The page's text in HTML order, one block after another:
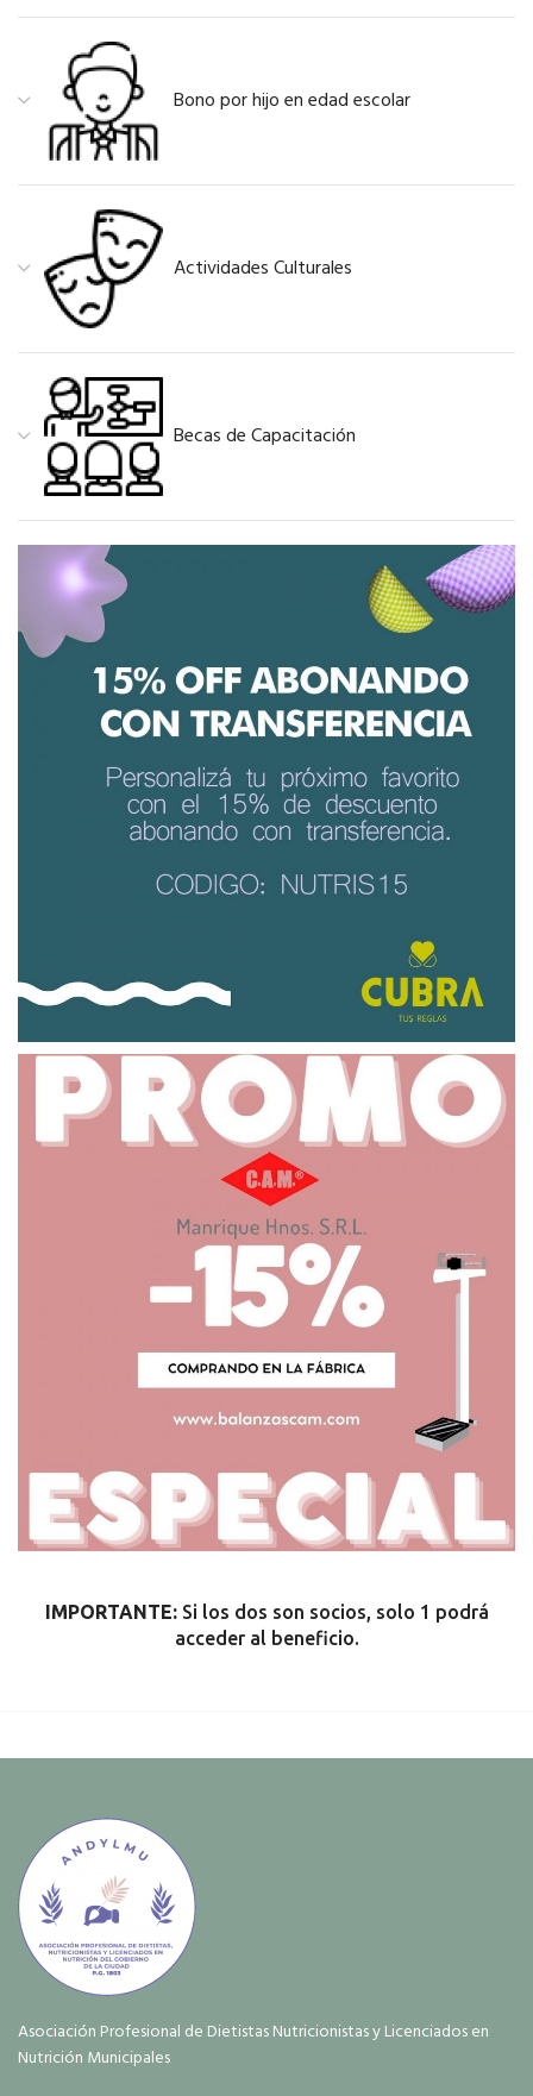
Bono por hijo en edad escolar
Actividades Culturales
Becas de Capacitación
IMPORTANTE:Si los dos son socios, solo 1 podrá
acceder al beneficio.
Asociación Profesional de Dietistas Nutricionistas y Licenciados en
Nutrición Municipales